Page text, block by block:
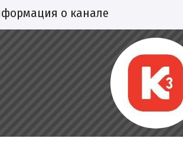
о канале